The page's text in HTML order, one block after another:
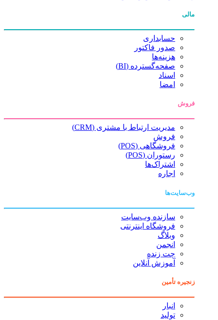
مالی
حسابداری
صدور فاکتور
هزینه‌ها
صفحه‌گسترده (BI)
اسناد
امضا
فروش
مدیریت ارتباط با مشتری (CRM)
فروش
فروشگاهی (POS)
رستوران (POS)
اشتراک‌ها
اجاره
وب‌سایت‌ها
سازنده وب‌سایت
فروشگاه اینترنتی
وبلاگ
انجمن
چت زنده
آموزش آنلاین
زنجیره تأمین
انبار
تولید